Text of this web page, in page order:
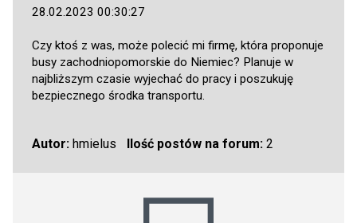
28.02.2023 00:30:27
Czy ktoś z was, może polecić mi firmę, która proponuje
busy zachodniopomorskie do Niemiec? Planuje w
najbliższym czasie wyjechać do pracy i poszukuję
bezpiecznego środka transportu.
Autor: hmielus Ilość postów na forum:2